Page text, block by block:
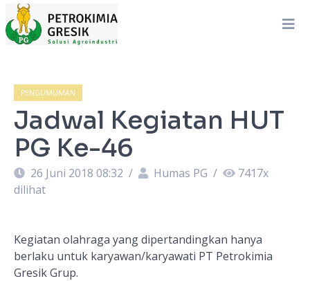
PENGUMUMAN
Jadwal Kegiatan HUT
PG Ke-46
26 Juni 2018 08:32 / Humas PG / 7417x
dilihat
Kegiatan olahraga yang dipertandingkan hanya
berlaku untuk karyawan/karyawati PT Petrokimia
Gresik Grup.